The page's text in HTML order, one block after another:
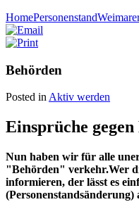
HomePersonenstand
Behörden
Posted inAktiv werden
Einsprüche
Nun haben wir für alle
"Behörden" verkehr.Wer
informieren, der lässt es